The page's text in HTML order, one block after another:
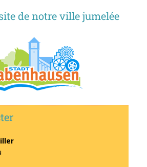
de notre ville jumelée